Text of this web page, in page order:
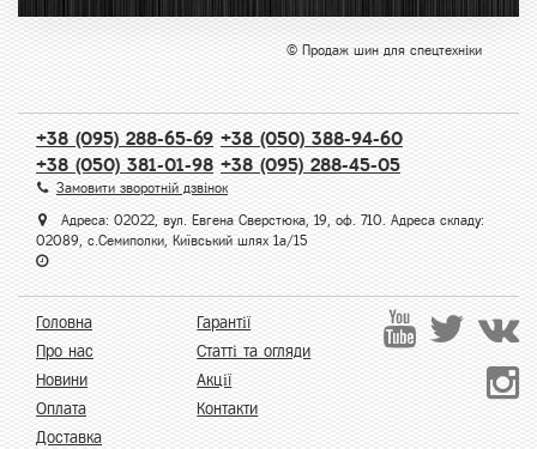
© Продаж шин для спецтехніки
+38 (095) 288-65-69 +38 (050) 388-94-60
+38 (050) 381-01-98 +38 (095) 288-45-05
Замовити зворотній дзвінок
Адреса: 02022, вул. Евгена Сверстюка, 19, оф. 710. Адреса складу:
02089, с.Семиполки, Київський шлях 1а/15
Головна
Про нас
Новини
Оплата
Доставка
Гарантії
Статті та огляди
Акції
Контакти